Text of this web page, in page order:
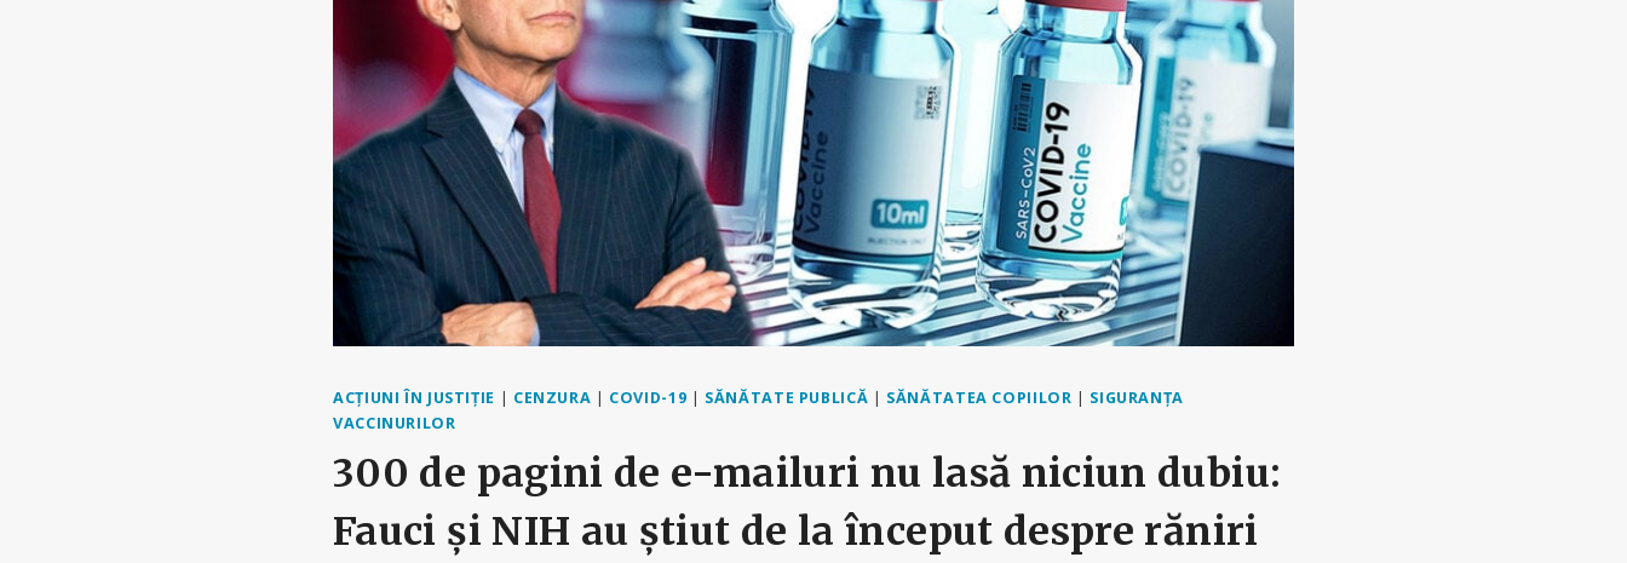
ACȚIUNI ÎN JUSTIȚIE | CENZURA | COVID-19 | SĂNĂTATE PUBLICĂ | SĂNĂTATEA COPIILOR | SIGURANȚA
VACCINURILOR
300 de pagini de e-mailuri nu lasă niciun dubiu:
Fauci și NIH au știut de la început despre răniri